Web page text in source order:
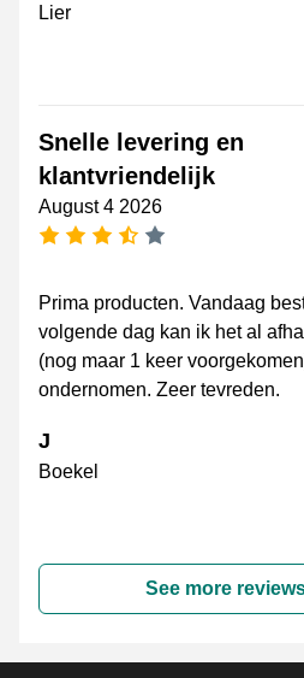
Lier
Snelle levering en
klantvriendelijk
August 4 2026
Prima producten. Vandaag
volgende dag kan ik het al
(nog maar 1 keer
ondernomen. Zeer tevreden.
J
Boekel
See more